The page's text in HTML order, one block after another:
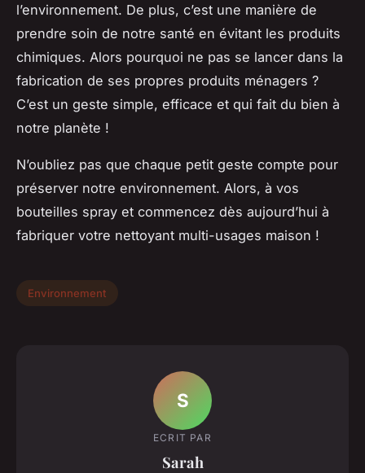
l’environnement. De plus, c’est une manière de
prendre soin de notre santé en évitant les produits
chimiques. Alors pourquoi ne pas se lancer dans la
fabrication de ses propres produits ménagers ?
C’est un geste simple, efficace et qui fait du bien à
notre planète !
N’oubliez pas que chaque petit geste compte pour
préserver notre environnement. Alors, à vos
bouteilles spray et commencez dès aujourd’hui à
fabriquer votre nettoyant multi-usages maison !
Environnement
S
ECRIT PAR
Sarah